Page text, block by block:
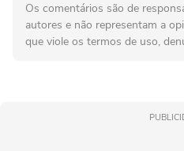
Os comentários são de
autores e não representam a
que viole os termos de uso,